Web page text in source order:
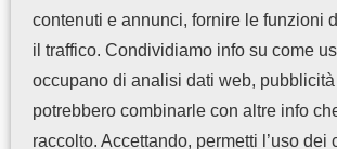
contenuti e annunci, fornire le funzioni
il traffico. Condividiamo info su come
occupano di analisi dati web,
potrebbero combinarle con altre info
raccolto. Accettando, permetti l’uso
ColorOS aumenta gli
strumenti della barra...